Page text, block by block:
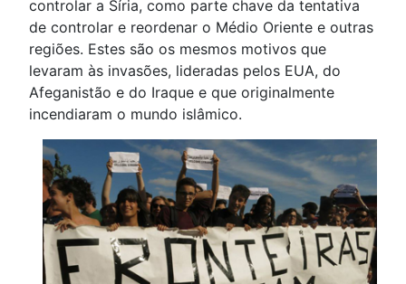
controlar a Síria, como parte chave da tentativa
de controlar e reordenar o Médio Oriente e outras
regiões. Estes são os mesmos motivos que
levaram às invasões, lideradas pelos EUA, do
Afeganistão e do Iraque e que originalmente
incendiaram o mundo islâmico.